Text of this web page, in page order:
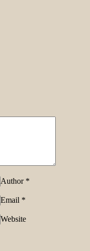
Author *
Email *
Website